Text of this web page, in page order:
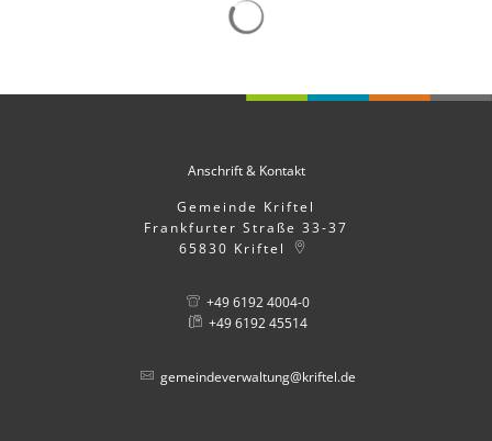
Anschrift & Kontakt
Gemeinde Kriftel
Frankfurter Straße 33-37
65830 Kriftel
+49 6192 4004-0
+49 6192 45514
gemeindeverwaltung@kriftel.de